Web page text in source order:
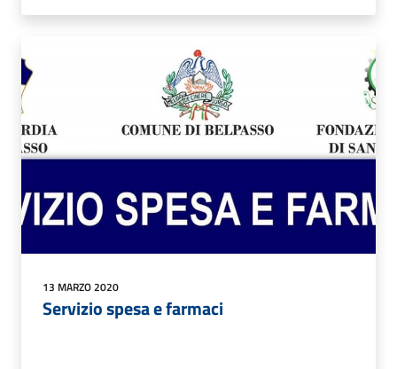
13 MARZO 2020
Servizio spesa e farmaci